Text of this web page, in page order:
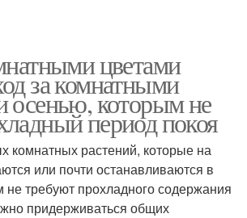
цветами
за комнатными
осенью, которым не
период покоя
комнатных растений, которые на
или почти останавливаются в
не требуют прохладного содержания
придерживаться общих